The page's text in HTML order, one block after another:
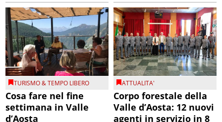
TURISMO & TEMPO LIBERO
Cosa fare nel fine
settimana in Valle
d’Aosta
ATTUALITA'
Corpo forestale della
Valle d’Aosta: 12 nuovi
agenti in servizio in 8